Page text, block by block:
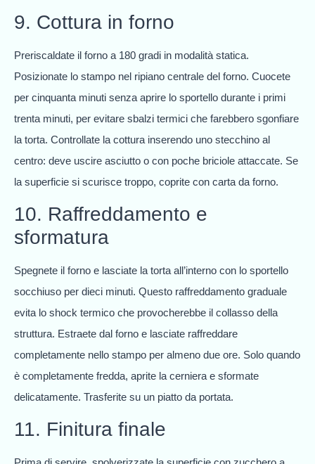
9. Cottura in forno
Preriscaldate il forno a 180 gradi in modalità statica.
Posizionate lo stampo nel ripiano centrale del forno. Cuocete
per cinquanta minuti senza aprire lo sportello durante i primi
trenta minuti, per evitare sbalzi termici che farebbero sgonfiare
la torta. Controllate la cottura inserendo uno stecchino al
centro: deve uscire asciutto o con poche briciole attaccate. Se
la superficie si scurisce troppo, coprite con carta da forno.
10. Raffreddamento e
sformatura
Spegnete il forno e lasciate la torta all’interno con lo sportello
socchiuso per dieci minuti. Questo raffreddamento graduale
evita lo shock termico che provocherebbe il collasso della
struttura. Estraete dal forno e lasciate raffreddare
completamente nello stampo per almeno due ore. Solo quando
è completamente fredda, aprite la cerniera e sformate
delicatamente. Trasferite su un piatto da portata.
11. Finitura finale